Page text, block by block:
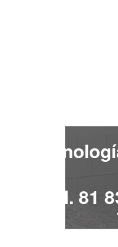
Tel. 81